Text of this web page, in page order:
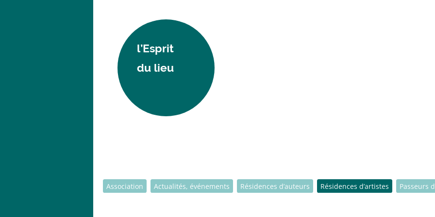
l’Esprit
du lieu
Association Actualités, événements Résidences d’auteurs Résidences d’artistes Passeurs